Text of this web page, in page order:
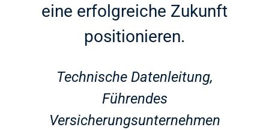
eine erfolgreiche Zukunft
positionieren.
Technische Datenleitung,
Führendes
Versicherungsunternehmen